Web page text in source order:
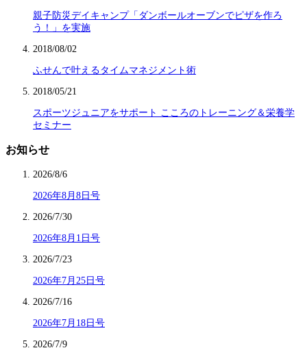
親子防災デイキャンプ「ダンボールオーブンでピザを作ろ
う！」を実施
2018/08/02
ふせんで叶えるタイムマネジメント術
2018/05/21
スポーツジュニアをサポート こころのトレーニング＆栄養学
セミナー
お知らせ
2026/8/6
2026年8月8日号
2026/7/30
2026年8月1日号
2026/7/23
2026年7月25日号
2026/7/16
2026年7月18日号
2026/7/9